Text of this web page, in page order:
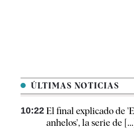
ÚLTIMAS NOTICIAS
10:22 El final explicado de
anhelos', la serie de